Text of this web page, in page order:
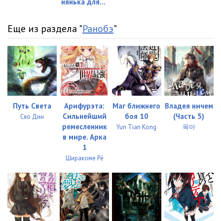
другом мире. Том 2 Глава 32
Режим — АД. Хардкорный геймер на самой высокой сложности в
Режим — АД. Хардкорный геймер на самой высокой сложности в
другом мире. Том 2 Глава 35 14:00
Режим — АД. Хардкорный геймер на самой высокой сложности в
другом мире. Том 2 Глава 36 12:10
Режим — АД. Хардкорный геймер на самой высокой сложности в
другом мире. Том 2 Глава 37
Режим — АД. Хардкорный геймер на самой высокой сложности в
другом мире. Том 2 Глава 38 12:08
Режим — АД. Хардкорный геймер на самой высокой сложности в
другом мире. Том 2 Глава 39
Режим — АД. Хардкорный геймер на самой высокой сложности в
другом мире. Том 2 Глава 40
Режим — АД. Хардкорный геймер на самой высокой сложности в
другом мире. Том 2 Глава 41 12:28
Режим — АД. Хардкорный геймер на самой высокой сложности в
другом мире. Том 2 Глава 42 12:22
Режим — АД. Хардкорный геймер на самой высокой сложности в
нянька для...
Еще из раздела "Ранобэ"
Путь Света
Сяо Дин
Арифурэта:
Сильнейший
ремесленник
в мире. Арка
1
Ширакоме Рё
Маг ближнего
боя 10
Yun Tian Kong
Владея ничем
(Часть 5)
목마